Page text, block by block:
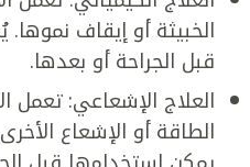
الخبيثة أو إيقاف
قبل الجراحة أو بعدها.
العلاج الإشعاعي: تعمل
الطاقة أو الإشعاع